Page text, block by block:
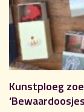
Kunstploeg